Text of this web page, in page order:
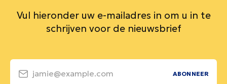
Vul hieronder uw e-mailadres in om u in te
schrijven voor de nieuwsbrief
jamie@example.com ABONNEER